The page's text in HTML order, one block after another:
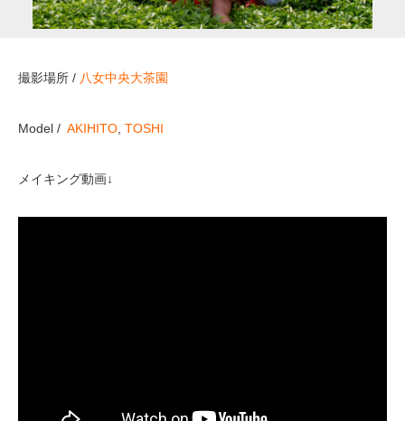
撮影場所 / 八女中央大茶園
Model / AKIHITO TOSHI
メイキング動画↓